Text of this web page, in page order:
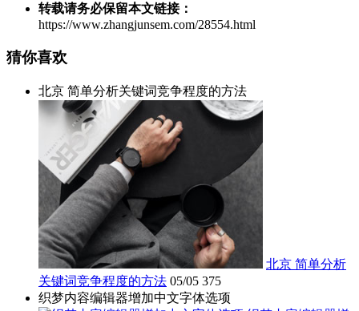
转载请务必保留本文链接：
https://www.zhangjunsem.com/28554.html
猜你喜欢
北京 简单分析关键词竞争程度的方法
北京 简单分析
关键词竞争程度的方法 05/05 375
织梦内容编辑器增加中文字体选项